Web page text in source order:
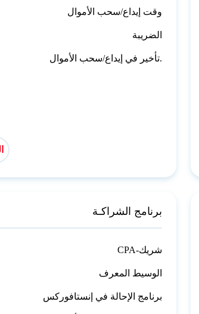
وقت إيداع/سحب الأموال
الضريبة
تأخير في إيداع/سحب الأموال.
برنامج الشراكـة
CPA-شريك
الوسيط المعرف
برنامج الإحالة في إنستافوركس